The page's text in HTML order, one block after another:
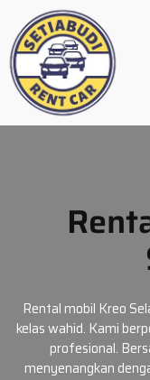
content
Rental mobil Kreo
kelas wahid. Kami
profesional.
menyenangkan